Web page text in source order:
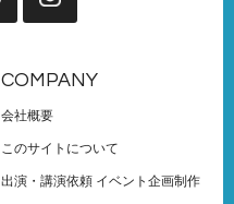
COMPANY
会社概要
このサイトについて
出演・講演依頼 イベント企画制作